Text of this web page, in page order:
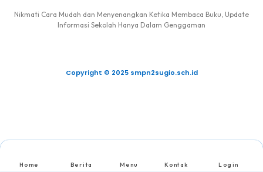
Nikmati Cara Mudah dan Menyenangkan Ketika Membaca Buku, Update
Informasi Sekolah Hanya Dalam Genggaman
Copyright © 2025 smpn2sugio.sch.id
Home Berita Menu Kontak Login